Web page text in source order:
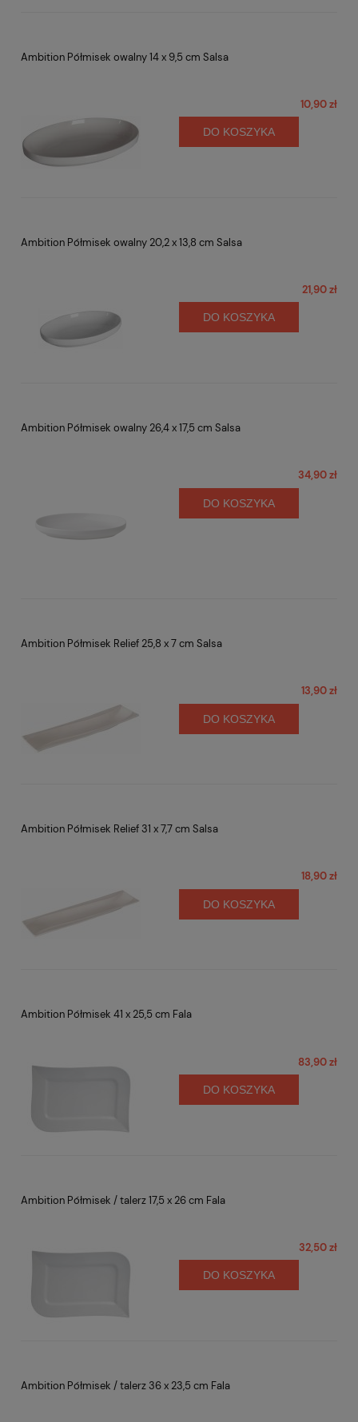
Ambition Półmisek owalny 14 x 9,5 cm Salsa
10,90 zł
DO KOSZYKA
Ambition Półmisek owalny 20,2 x 13,8 cm Salsa
21,90 zł
DO KOSZYKA
Ambition Półmisek owalny 26,4 x 17,5 cm Salsa
34,90 zł
DO KOSZYKA
Ambition Półmisek Relief 25,8 x 7 cm Salsa
13,90 zł
DO KOSZYKA
Ambition Półmisek Relief 31 x 7,7 cm Salsa
18,90 zł
DO KOSZYKA
Ambition Półmisek 41 x 25,5 cm Fala
83,90 zł
DO KOSZYKA
Ambition Półmisek / talerz 17,5 x 26 cm Fala
32,50 zł
DO KOSZYKA
Ambition Półmisek / talerz 36 x 23,5 cm Fala